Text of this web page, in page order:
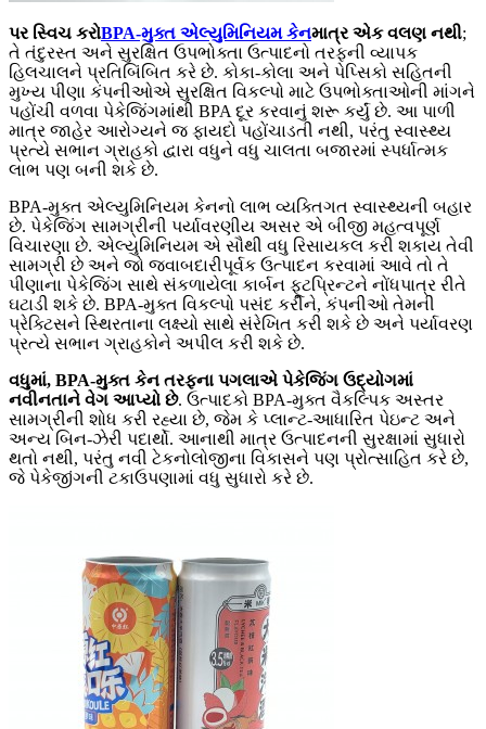
પર સ્વિચ કરોBPA-મુક્ત એલ્યુમિનિયમ કેનમાત્ર એક વલણ નથી;
તે તંદુરસ્ત અને સુરક્ષિત ઉપભોક્તા ઉત્પાદનો તરફની વ્યાપક
હિલચાલને પ્રતિબિંબિત કરે છે. કોકા-કોલા અને પેપ્સિકો સહિતની
મુખ્ય પીણા કંપનીઓએ સુરક્ષિત વિકલ્પો માટે ઉપભોક્તાઓની માંગને
પહોંચી વળવા પેકેજિંગમાંથી BPA દૂર કરવાનું શરૂ કર્યું છે. આ પાળી
માત્ર જાહેર આરોગ્યને જ ફાયદો પહોંચાડતી નથી, પરંતુ સ્વાસ્થ્ય
પ્રત્યે સભાન ગ્રાહકો દ્વારા વધુને વધુ ચાલતા બજારમાં સ્પર્ધાત્મક
લાભ પણ બની શકે છે.
BPA-મુક્ત એલ્યુમિનિયમ કેનનો લાભ વ્યક્તિગત સ્વાસ્થ્યની બહાર
છે. પેકેજિંગ સામગ્રીની પર્યાવરણીય અસર એ બીજી મહત્વપૂર્ણ
વિચારણા છે. એલ્યુમિનિયમ એ સૌથી વધુ રિસાયકલ કરી શકાય તેવી
સામગ્રી છે અને જો જવાબદારીપૂર્વક ઉત્પાદન કરવામાં આવે તો તે
પીણાના પેકેજિંગ સાથે સંકળાયેલા કાર્બન ફૂટપ્રિન્ટને નોંધપાત્ર રીતે
ઘટાડી શકે છે. BPA-મુક્ત વિકલ્પો પસંદ કરીને, કંપનીઓ તેમની
પ્રેક્ટિસને સ્થિરતાના લક્ષ્યો સાથે સંરેખિત કરી શકે છે અને પર્યાવરણ
પ્રત્યે સભાન ગ્રાહકોને અપીલ કરી શકે છે.
વધુમાં, BPA-મુક્ત કેન તરફના પગલાએ પેકેજિંગ ઉદ્યોગમાં
નવીનતાને વેગ આપ્યો છે. ઉત્પાદકો BPA-મુક્ત વૈકલ્પિક અસ્તર
સામગ્રીની શોધ કરી રહ્યા છે, જેમ કે પ્લાન્ટ-આધારિત પેઇન્ટ અને
અન્ય બિન-ઝેરી પદાર્થો. આનાથી માત્ર ઉત્પાદનની સુરક્ષામાં સુધારો
થતો નથી, પરંતુ નવી ટેકનોલોજીના વિકાસને પણ પ્રોત્સાહિત કરે છે,
જે પેકેજીંગની ટકાઉપણામાં વધુ સુધારો કરે છે.